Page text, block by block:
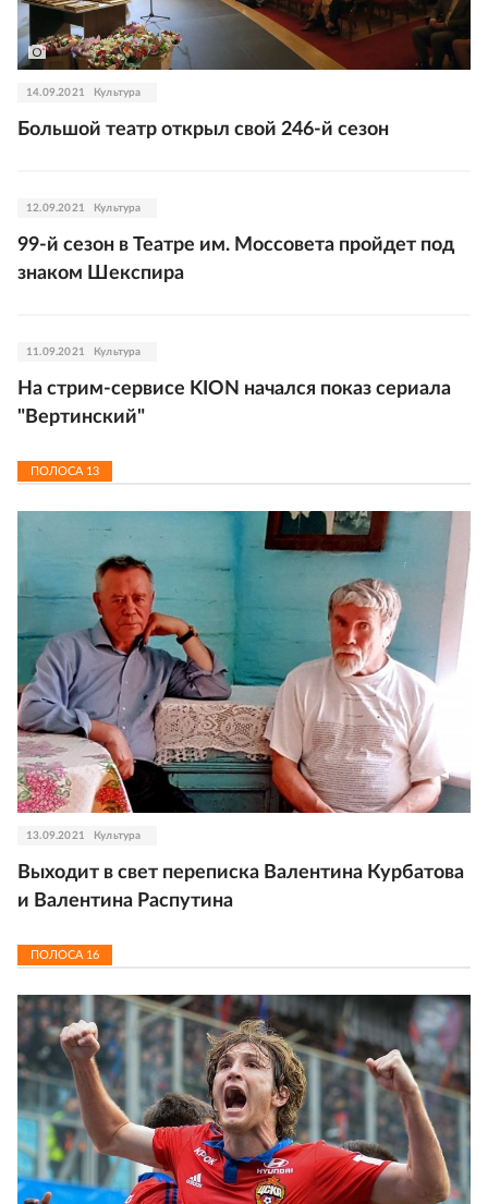
14.09.2021 Культура
Большой театр открыл свой 246-й сезон
12.09.2021 Культура
99-й сезон в Театре им. Моссовета пройдет под
знаком Шекспира
11.09.2021 Культура
На стрим-сервисе KION начался показ сериала
"Вертинский"
ПОЛОСА 13
13.09.2021 Культура
Выходит в свет переписка Валентина Курбатова
и Валентина Распутина
ПОЛОСА 16